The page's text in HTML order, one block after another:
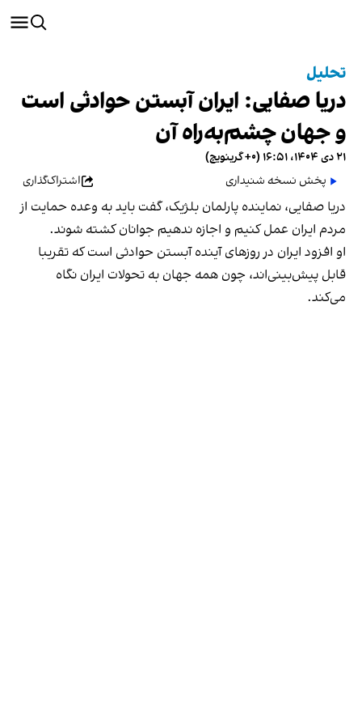
تحلیل
دریا صفایی: ایران آبستن حوادثی است
و جهان چشم‌به‌راه آن
۲۱ دی ۱۴۰۴، ۱۶:۵۱ (‎+۰ گرینویچ)
پخش نسخه شنیداری
اشتراک‌گذاری
دریا صفایی، نماینده پارلمان بلژیک، گفت باید به وعده حمایت از
مردم ایران عمل کنیم و اجازه ندهیم جوانان کشته شوند.
او افزود ایران در روزهای آینده آبستن حوادثی است که تقریبا
قابل پیش‌بینی‌اند، چون همه جهان به تحولات ایران نگاه
می‌کند.